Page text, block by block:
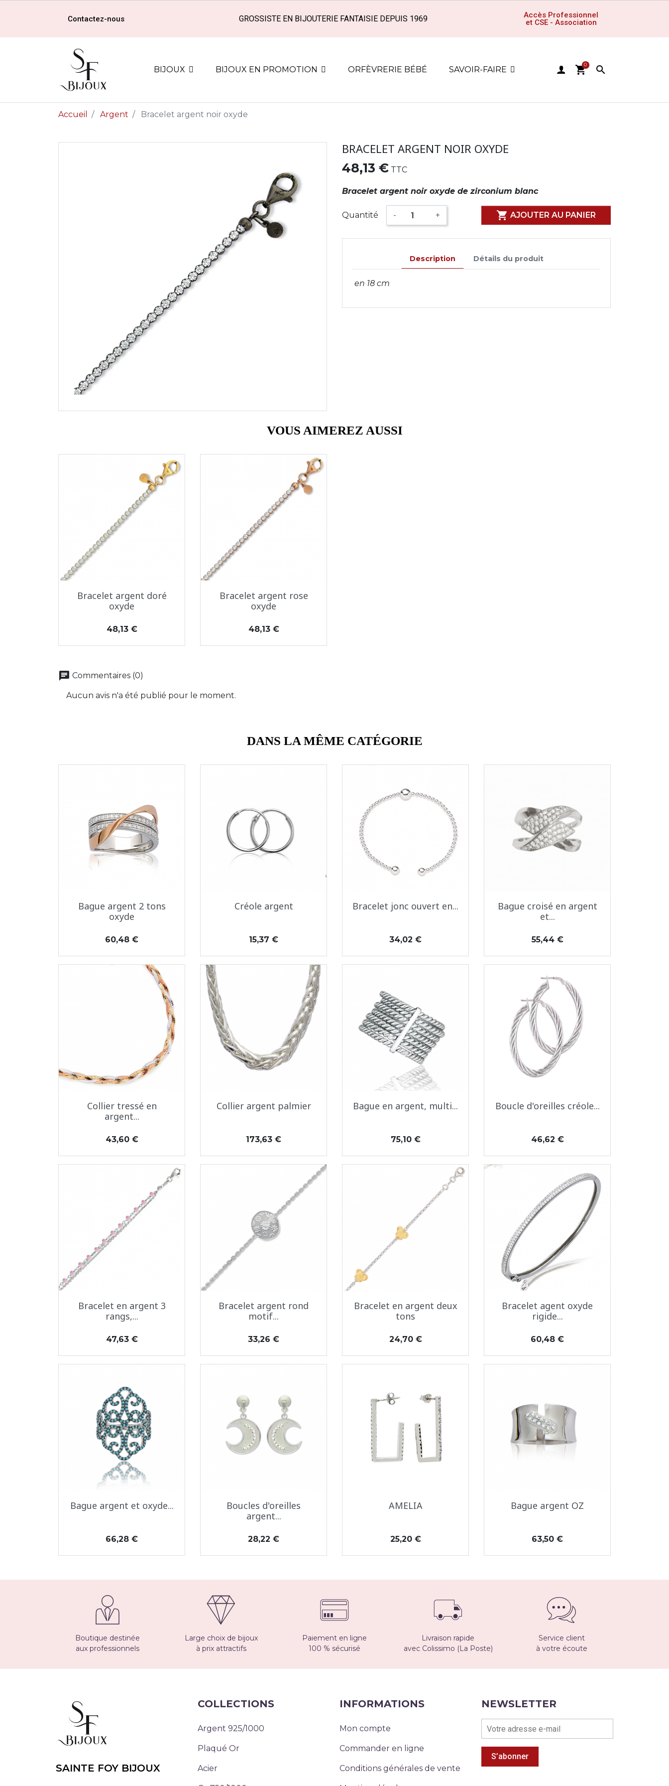
Contactez-nous GROSSISTE EN BIJOUTERIE FANTAISIE DEPUIS 1969
Accès Professionnel
et CSE - Association
BIJOUX BIJOUX EN PROMOTION ORFÈVRERIE BÉBÉ SAVOIR-FAIRE shopping_cart
0 
Accueil Argent Bracelet argent noir oxyde
BRACELET ARGENT NOIR OXYDE
48,13 € TTC
Bracelet argent noir oxyde de zirconium blanc
Quantité - +  AJOUTER AU PANIER
Description Détails du produit
en 18 cm
VOUS AIMEREZ AUSSI
Aperçu rapide
Bracelet argent doré
oxyde
Prix
48,13 €
Aperçu rapide
Bracelet argent rose
oxyde
Prix
48,13 €
chat Commentaires (0)
Aucun avis n'a été publié pour le moment.
DANS LA MÊME CATÉGORIE
Aperçu rapide
Bague argent 2 tons
oxyde
Prix
60,48 €
Aperçu rapide
Créole argent
Prix
15,37 €
 Aperçu rapide
Bracelet jonc ouvert en...
Prix
34,02 €
Aperçu rapide
Bague croisé en argent
et...
Prix
55,44 €
 Aperçu rapide
Collier tressé en
argent...
Prix
43,60 €
Aperçu rapide
Collier argent palmier
Prix
173,63 €
Aperçu rapide
Bague en argent, multi...
Prix
75,10 €
Aperçu rapide
Boucle d'oreilles créole...
Prix
46,62 €
Aperçu rapide
Bracelet en argent 3
rangs,...
Prix
47,63 €
Aperçu rapide
Bracelet argent rond
motif...
Prix
33,26 €
 Aperçu rapide
Bracelet en argent deux
tons
Prix
24,70 €
Aperçu rapide
Bracelet agent oxyde
rigide...
Prix
60,48 €
Aperçu rapide
Bague argent et oxyde...
Prix
66,28 €
Aperçu rapide
Boucles d'oreilles
argent...
Prix
28,22 €
Aperçu rapide
AMELIA
Prix
25,20 €
Aperçu rapide
Bague argent OZ
Prix
63,50 €
Boutique destinée
aux professionnels
Large choix de bijoux
à prix attractifs
Paiement en ligne
100 % sécurisé
Livraison rapide
avec Colissimo (La Poste)
Service client
à votre écoute
SAINTE FOY BIJOUX
COLLECTIONS
Argent 925/1000
Plaqué Or
Acier
INFORMATIONS
Mon compte
Commander en ligne
Conditions générales de vente
NEWSLETTER
S’abonner